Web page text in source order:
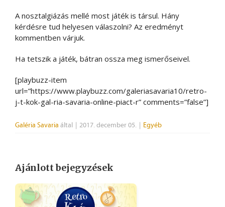
A nosztalgiázás mellé most játék is társul. Hány
kérdésre tud helyesen válaszolni? Az eredményt
kommentben várjuk.
Ha tetszik a játék, bátran ossza meg ismerőseivel.
[playbuzz-item
url=”https://www.playbuzz.com/galeriasavaria10/retro-
j-t-kok-gal-ria-savaria-online-piact-r” comments=”false”]
Galéria Savaria által | 2017. december 05. | Egyéb
Ajánlott bejegyzések